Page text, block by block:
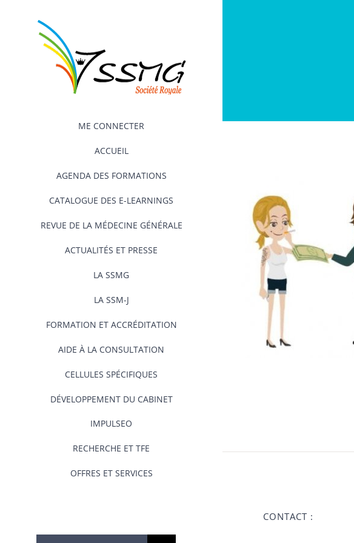
ME CONNECTER
ACCUEIL
AGENDA DES FORMATIONS
CATALOGUE DES E-LEARNINGS
REVUE DE LA MÉDECINE GÉNÉRALE
ACTUALITÉS ET PRESSE
LA SSMG
LA SSM-J
FORMATION ET ACCRÉDITATION
AIDE À LA CONSULTATION
CELLULES SPÉCIFIQUES
DÉVELOPPEMENT DU CABINET
IMPULSEO
RECHERCHE ET TFE
OFFRES ET SERVICES
CONTACT :